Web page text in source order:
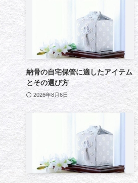
納骨の自宅保管に適したアイテム
とその選び方
2026年8月6日